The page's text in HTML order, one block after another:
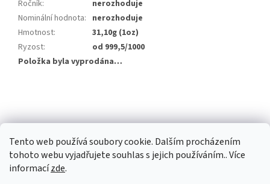
Tento web používá soubory cookie. Dalším procházením
tohoto webu vyjadřujete souhlas s jejich používáním.. Více
informacízde.
Ročník:
nerozhoduje
Nominální hodnota: nerozhoduje
Hmotnost:
31,10g (1oz)
Ryzost:
od 999,5/1000
Položka byla vyprodána…
p